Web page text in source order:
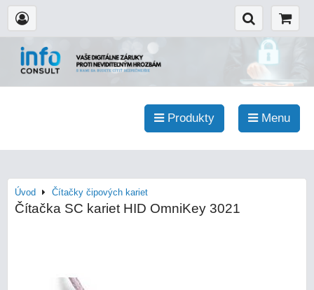
Produkty Menu
Úvod Čítačky čipových kariet
Čítačka SC kariet HID OmniKey 3021